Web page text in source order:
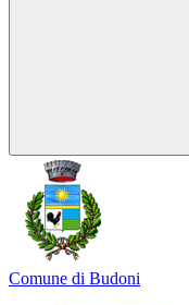
Comune di Budoni